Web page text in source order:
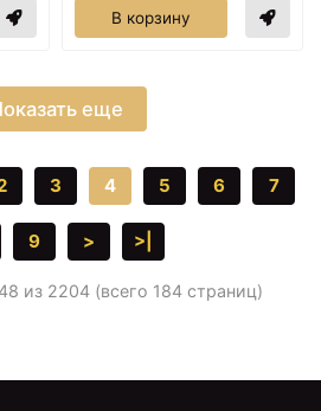
В корзину
еще
3 4 5 6 7
9 > >|
из 2204 (всего 184 страниц)